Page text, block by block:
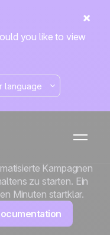
you like to view
aus. Lassen Sie
User hinzu, um
Kampagnen
zu starten. Ein
Minuten startklar.